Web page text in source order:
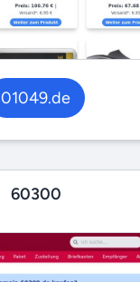
01049.de
60300